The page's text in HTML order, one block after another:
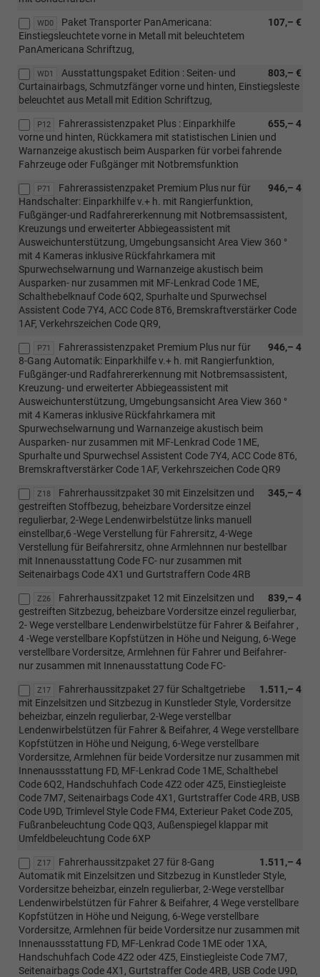
WD0 107,– €
Paket Transporter PanAmericana:
Einstiegsleuchtete vorne in Metall mit beleuchtetem
PanAmericana Schriftzug,
WD1 803,– €
Ausstattungspaket Edition : Seiten- und
Curtainairbags, Schmutzfänger vorne und hinten, Einstiegsleste
beleuchtet aus Metall mit Edition Schriftzug,
P12 655,– 4
Fahrerassistenzpaket Plus : Einparkhilfe
vorne und hinten, Rückkamera mit statistischen Linien und
Warnanzeige akustisch beim Ausparken für vorbei fahrende
Fahrzeuge oder Fußgänger mit Notbremsfunktion
P71 946,– 4
Fahrerassistenzpaket Premium Plus nur für
Handschalter: Einparkhilfe v.+ h. mit Rangierfunktion,
Fußgänger-und Radfahrererkennung mit Notbremsassistent,
Kreuzungs und erweiterter Abbiegeassistent mit
Ausweichunterstützung, Umgebungsansicht Area View 360 °
mit 4 Kameras inklusive Rückfahrkamera mit
Spurwechselwarnung und Warnanzeige akustisch beim
Ausparken- nur zusammen mit MF-Lenkrad Code 1ME,
Schalthebelknauf Code 6Q2, Spurhalte und Spurwechsel
Assistent Code 7Y4, ACC Code 8T6, Bremskraftverstärker Code
1AF, Verkehrszeichen Code QR9,
P71 946,– 4
Fahrerassistenzpaket Premium Plus nur für
8-Gang Automatik: Einparkhilfe v.+ h. mit Rangierfunktion,
Fußgänger-und Radfahrererkennung mit Notbremsassistent,
Kreuzung- und erweiterter Abbiegeassistent mit
Ausweichunterstützung, Umgebungsansicht Area View 360 °
mit 4 Kameras inklusive Rückfahrkamera mit
Spurwechselwarnung und Warnanzeige akustisch beim
Ausparken- nur zusammen mit MF-Lenkrad Code 1ME,
Spurhalte und Spurwechsel Assistent Code 7Y4, ACC Code 8T6,
Bremskraftverstärker Code 1AF, Verkehrszeichen Code QR9
Z18 345,– 4
Fahrerhaussitzpaket 30 mit Einzelsitzen und
gestreiften Stoffbezug, beheizbare Vordersitze einzel
regulierbar, 2-Wege Lendenwirbelstütze links manuell
einstellbar,6 -Wege Verstellung für Fahrersitz, 4-Wege
Verstellung für Beifahrersitz, ohne Armlehnnen nur bestellbar
mit Innenausstattung Code FC- nur zusammen mit
Seitenairbags Code 4X1 und Gurtstraffern Code 4RB
Z26 839,– 4
Fahrerhaussitzpaket 12 mit Einzelsitzen und
gestreiften Sitzbezug, beheizbare Vordersitze einzel regulierbar,
2- Wege verstellbare Lendenwirbelstütze für Fahrer & Beifahrer ,
4 -Wege verstellbare Kopfstützen in Höhe und Neigung, 6-Wege
verstellbare Vordersitze, Armlehnen für Fahrer und Beifahrer-
nur zusammen mit Innenausstattung Code FC-
Z17 1.511,– 4
Fahrerhaussitzpaket 27 für Schaltgetriebe
mit Einzelsitzen und Sitzbezug in Kunstleder Style, Vordersitze
beheizbar, einzeln regulierbar, 2-Wege verstellbar
Lendenwirbelstützen für Fahrer & Beifahrer, 4 Wege verstellbare
Kopfstützen in Höhe und Neigung, 6-Wege verstellbare
Vordersitze, Armlehnen für beide Vordersitze nur zusammen mit
Innenaussstattung FD, MF-Lenkrad Code 1ME, Schalthebel
Code 6Q2, Handschuhfach Code 4Z2 oder 4Z5, Einstiegleiste
Code 7M7, Seitenairbags Code 4X1, Gurtstraffer Code 4RB, USB
Code U9D, Trimlevel Style Code FM4, Exterieur Paket Code Z05,
Fußranbeleuchtung Code QQ3, Außenspiegel klappar mit
Umfeldbeleuchtung Code 6XP
Z17 1.511,– 4
Fahrerhaussitzpaket 27 für 8-Gang
Automatik mit Einzelsitzen und Sitzbezug in Kunstleder Style,
Vordersitze beheizbar, einzeln regulierbar, 2-Wege verstellbar
Lendenwirbelstützen für Fahrer & Beifahrer, 4 Wege verstellbare
Kopfstützen in Höhe und Neigung, 6-Wege verstellbare
Vordersitze, Armlehnen für beide Vordersitze nur zusammen mit
Innenaussstattung FD, MF-Lenkrad Code 1ME oder 1XA,
Handschuhfach Code 4Z2 oder 4Z5, Einstiegleiste Code 7M7,
Seitenairbags Code 4X1, Gurtstraffer Code 4RB, USB Code U9D,